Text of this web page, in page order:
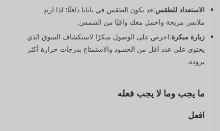
الاستعداد للطقس:قد يكون الطقس في باتايا دافئًا؛ لذا ارتدِ
ملابس مريحة واحمل معك واقيًا من الشمس.
زيارة مبكرة:احرص على الوصول مبكرًا لاستكشاف السوق الذي
يحتوي على عدد أقل من الحشود والاستمتاع بدرجات حرارة أكثر
برودة.
ما يجب وما لا يجب فعله
افعل